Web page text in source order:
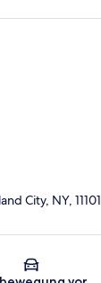
Karte
City, NY, 11101